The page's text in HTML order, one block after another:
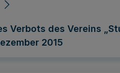
des Vereins
2015